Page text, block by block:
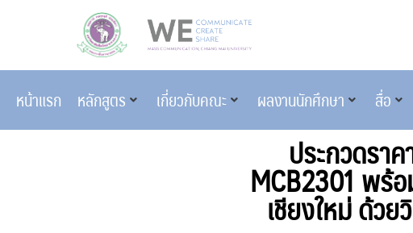
หน้าแรก หลักสูตร เกี่ยวกับคณะ ผลงานนักศึกษา สื่อ
ประกวดรา
MCB2301 พร้
เชียงใหม่ ด้ว